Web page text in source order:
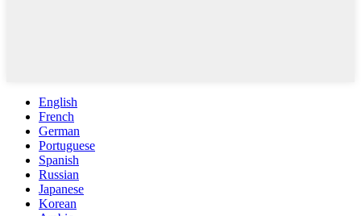
English
French
German
Portuguese
Spanish
Russian
Japanese
Korean